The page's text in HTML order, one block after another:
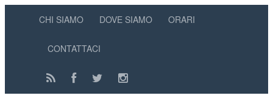
CHI SIAMO DOVE SIAMO ORARI
CONTATTACI